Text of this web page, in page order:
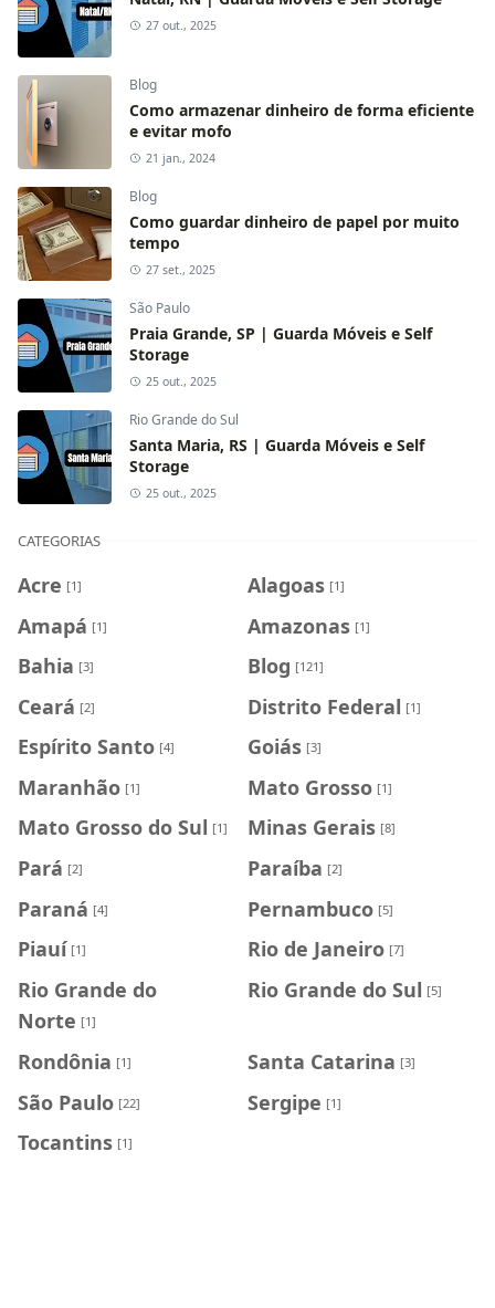
27 out., 2025
Blog
Como armazenar dinheiro de forma eficiente
e evitar mofo
21 jan., 2024
Blog
Como guardar dinheiro de papel por muito
tempo
27 set., 2025
São Paulo
Praia Grande, SP | Guarda Móveis e Self
Storage
25 out., 2025
Rio Grande do Sul
Santa Maria, RS | Guarda Móveis e Self
Storage
25 out., 2025
CATEGORIAS
Acre [1] Alagoas [1]
Amapá [1] Amazonas [1]
Bahia [3] Blog [121]
Ceará [2] Distrito Federal [1]
Espírito Santo [4] Goiás [3]
Maranhão [1] Mato Grosso [1]
Mato Grosso do Sul [1] Minas Gerais [8]
Pará [2] Paraíba [2]
Paraná [4] Pernambuco [5]
Piauí [1] Rio de Janeiro [7]
Rio Grande do
Norte [1]
Rio Grande do Sul [5]
Rondônia [1] Santa Catarina [3]
São Paulo [22] Sergipe [1]
Tocantins [1]